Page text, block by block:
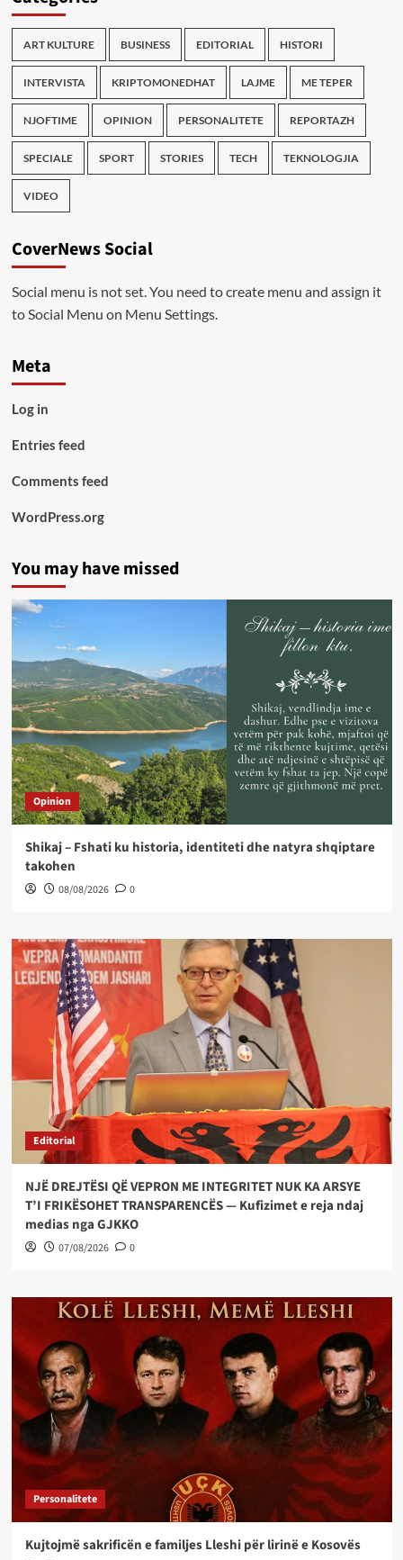
ART KULTURE BUSINESS EDITORIAL HISTORI
INTERVISTA KRIPTOMONEDHAT LAJME ME TEPER
NJOFTIME OPINION PERSONALITETE REPORTAZH
SPECIALE SPORT STORIES TECH TEKNOLOGJIA
VIDEO
CoverNews Social
Social menu is not set. You need to create menu and assign it
to Social Menu on Menu Settings.
Meta
Log in
Entries feed
Comments feed
WordPress.org
You may have missed
Opinion
Shikaj – Fshati ku historia, identiteti dhe natyra shqiptare
takohen
08/08/2026 0
Editorial
NJË DREJTËSI QË VEPRON ME INTEGRITET NUK KA ARSYE
T’I FRIKËSOHET TRANSPARENCËS — Kufizimet e reja ndaj
medias nga GJKKO
07/08/2026 0
Personalitete
Kujtojmë sakrificën e familjes Lleshi për lirinë e Kosovës